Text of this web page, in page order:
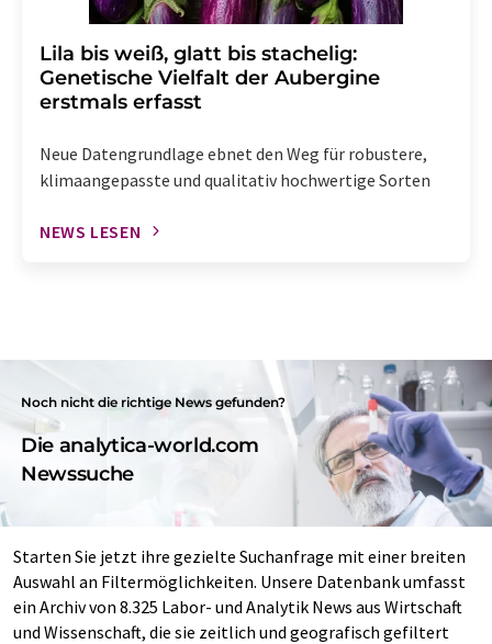
Lila bis weiß, glatt bis stachelig:
Genetische Vielfalt der Aubergine
erstmals erfasst
Neue Datengrundlage ebnet den Weg für robustere,
klimaangepasste und qualitativ hochwertige Sorten
NEWS LESEN
Noch nicht die richtige News gefunden?
Die analytica-world.com
Newssuche
Starten Sie jetzt ihre gezielte Suchanfrage mit einer breiten
Auswahl an Filtermöglichkeiten. Unsere Datenbank umfasst
ein Archiv von 8.325 Labor- und Analytik News aus Wirtschaft
und Wissenschaft, die sie zeitlich und geografisch gefiltert